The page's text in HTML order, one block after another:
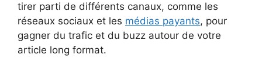
tirer parti de différents canaux, comme les
réseaux sociaux et les médias payants, pour
gagner du trafic et du buzz autour de votre
article long format.